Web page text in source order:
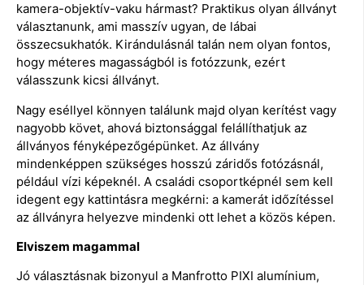
kamera-objektív-vaku hármast? Praktikus olyan állványt
választanunk, ami masszív ugyan, de lábai
összecsukhatók. Kirándulásnál talán nem olyan fontos,
hogy méteres magasságból is fotózzunk, ezért
válasszunk kicsi állványt.
Nagy eséllyel könnyen találunk majd olyan kerítést vagy
nagyobb követ, ahová biztonsággal felállíthatjuk az
állványos fényképezőgépünket. Az állvány
mindenképpen szükséges hosszú záridős fotózásnál,
például vízi képeknél. A családi csoportképnél sem kell
idegent egy kattintásra megkérni: a kamerát időzítéssel
az állványra helyezve mindenki ott lehet a közös képen.
Elviszem magammal
Jó választásnak bizonyul a Manfrotto PIXI alumínium,